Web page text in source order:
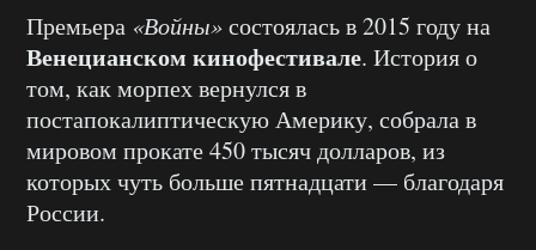
Премьера «Войны»состоялась в 2015 году на
Венецианском кинофестивале. История о
том, как морпех вернулся в
постапокалиптическую Америку, собрала в
мировом прокате 450 тысяч долларов, из
которых чуть больше пятнадцати — благодаря
России.